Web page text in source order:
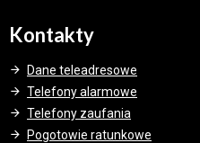
Kontakty
Dane teleadresowe
Telefony alarmowe
Telefony zaufania
Pogotowie ratunkowe